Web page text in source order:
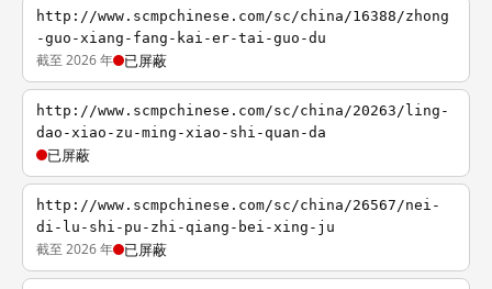
http://www.scmpchinese.com/sc/china/16388/zhong
-guo-xiang-fang-kai-er-tai-guo-du
截至 2026 年 已屏蔽
http://www.scmpchinese.com/sc/china/20263/ling-
dao-xiao-zu-ming-xiao-shi-quan-da
已屏蔽
http://www.scmpchinese.com/sc/china/26567/nei-
di-lu-shi-pu-zhi-qiang-bei-xing-ju
截至 2026 年 已屏蔽